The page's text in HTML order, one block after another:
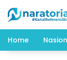
konten
Home